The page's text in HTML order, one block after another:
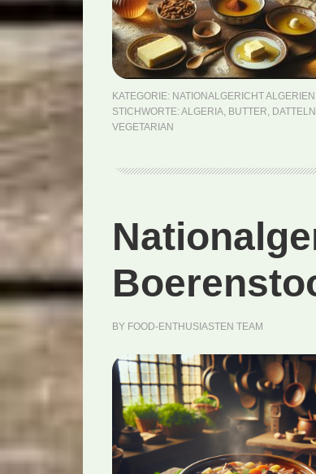
KATEGORIE: NATIONALGERICHT ALGERIEN
STICHWORTE: ALGERIA, BUTTER, DATTELN
VEGETARIAN
BY FOOD-ENTHUSIASTEN TEAM